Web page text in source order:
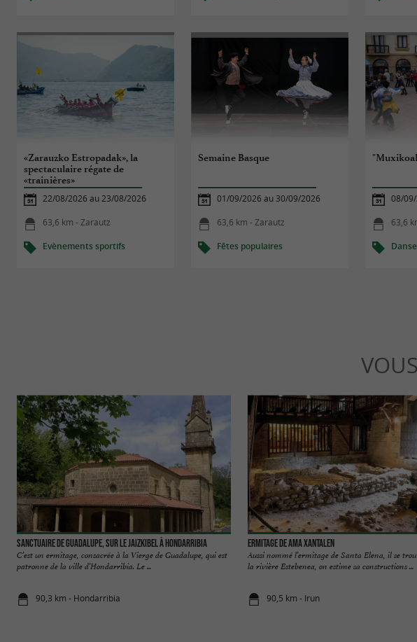
«Zarauzko Estropadak», la
spectaculaire régate de
«trainières»
22/08/2026 au 23/08/2026
63,6 km - Zarautz
Evènements sportifs
Semaine Basque
01/09/2026 au 30/09/2026
63,6 km - Zarautz
Fêtes populaires
08/
63,6
Danse
Sanctuaire de Guadalupe, sur le Jaizkibel à Hondarribia
C’est un ermitage, consacrée à la Vierge de Guadalupe, qui est
patronne de la ville d’Hondarribia. Le ...
90,3 km - Hondarribia
Ermitage de Ama Xantalen
Aussi nommé l’ermitage de Santa Elena, il se
la rivière Estebenea, on estime sa constructions ...
90,5 km - Irun